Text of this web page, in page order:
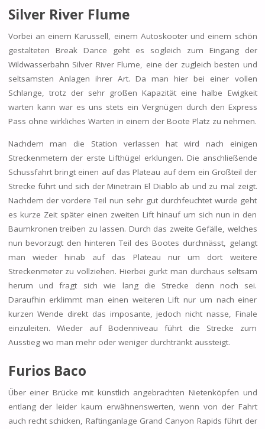
Silver River Flume
Vorbei an einem Karussell, einem Autoskooter und einem schön
gestalteten Break Dance geht es sogleich zum Eingang der
Wildwasserbahn Silver River Flume, eine der zugleich besten und
seltsamsten Anlagen ihrer Art. Da man hier bei einer vollen
Schlange, trotz der sehr großen Kapazität eine halbe Ewigkeit
warten kann war es uns stets ein Vergnügen durch den Express
Pass ohne wirkliches Warten in einem der Boote Platz zu nehmen.
Nachdem man die Station verlassen hat wird nach einigen
Streckenmetern der erste Lifthügel erklungen. Die anschließende
Schussfahrt bringt einen auf das Plateau auf dem ein Großteil der
Strecke führt und sich der Minetrain El Diablo ab und zu mal zeigt.
Nachdem der vordere Teil nun sehr gut durchfeuchtet wurde geht
es kurze Zeit später einen zweiten Lift hinauf um sich nun in den
Baumkronen treiben zu lassen. Durch das zweite Gefälle, welches
nun bevorzugt den hinteren Teil des Bootes durchnässt, gelangt
man wieder hinab auf das Plateau nur um dort weitere
Streckenmeter zu vollziehen. Hierbei gurkt man durchaus seltsam
herum und fragt sich wie lang die Strecke denn noch sei.
Daraufhin erklimmt man einen weiteren Lift nur um nach einer
kurzen Wende direkt das imposante, jedoch nicht nasse, Finale
einzuleiten. Wieder auf Bodenniveau führt die Strecke zum
Ausstieg wo man mehr oder weniger durchtränkt aussteigt.
Furios Baco
Über einer Brücke mit künstlich angebrachten Nietenköpfen und
entlang der leider kaum erwähnenswerten, wenn von der Fahrt
auch recht schicken, Raftinganlage Grand Canyon Rapids führt der